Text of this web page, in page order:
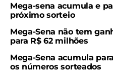
Mega-sena acumula e
próximo sorteio
Mega-Sena não tem
para R$ 62 milhões
Mega-Sena acumula
os números sorteados